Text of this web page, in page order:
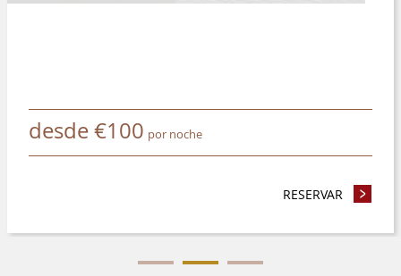
desde€100 por noche
RESERVAR -